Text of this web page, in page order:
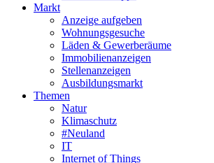
Markt
Anzeige aufgeben
Wohnungsgesuche
Läden & Gewerberäume
Immobilienanzeigen
Stellenanzeigen
Ausbildungsmarkt
Themen
Natur
Klimaschutz
#Neuland
IT
Internet of Things